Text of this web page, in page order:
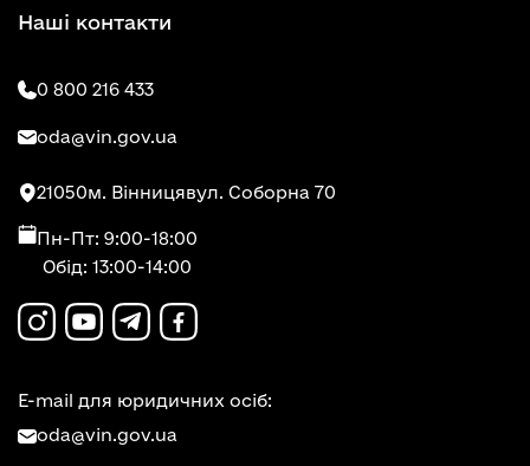
Наші контакти
0 800 216 433
oda@vin.gov.ua
21050м. Вінницявул. Соборна 70
Пн-Пт: 9:00-18:00
Обід: 13:00-14:00
E-mail для юридичних осіб:
oda@vin.gov.ua